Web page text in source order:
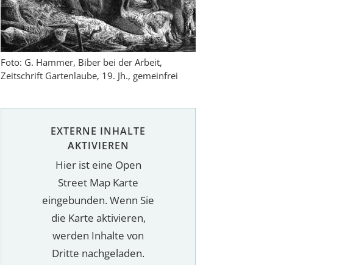
Foto: G. Hammer, Biber bei der Arbeit,
Zeitschrift Gartenlaube, 19. Jh., gemeinfrei
EXTERNE INHALTE
AKTIVIEREN
Hier ist eine Open
Street Map Karte
eingebunden. Wenn Sie
die Karte aktivieren,
werden Inhalte von
Dritte nachgeladen.